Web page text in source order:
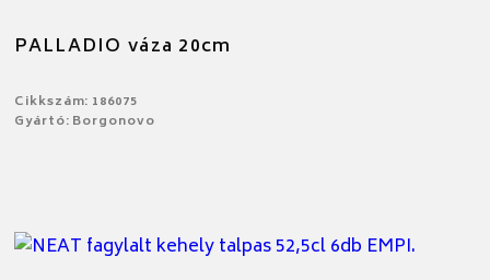
PALLADIO váza 20cm
Cikkszám: 186075
Gyártó: Borgonovo